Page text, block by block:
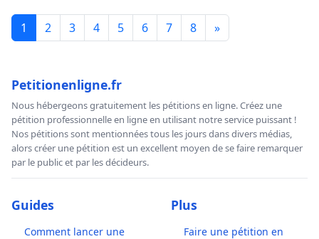
1 2 3 4 5 6 7 8 »
Petitionenligne.fr
Nous hébergeons gratuitement les pétitions en ligne. Créez une
pétition professionnelle en ligne en utilisant notre service puissant !
Nos pétitions sont mentionnées tous les jours dans divers médias,
alors créer une pétition est un excellent moyen de se faire remarquer
par le public et par les décideurs.
Guides
Comment lancer une
Plus
Faire une pétition en